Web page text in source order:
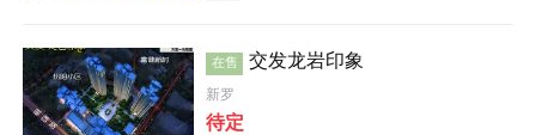
样板间 在售 交发龙岩印象
新罗
待定